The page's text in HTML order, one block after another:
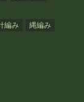
編み
縄編み